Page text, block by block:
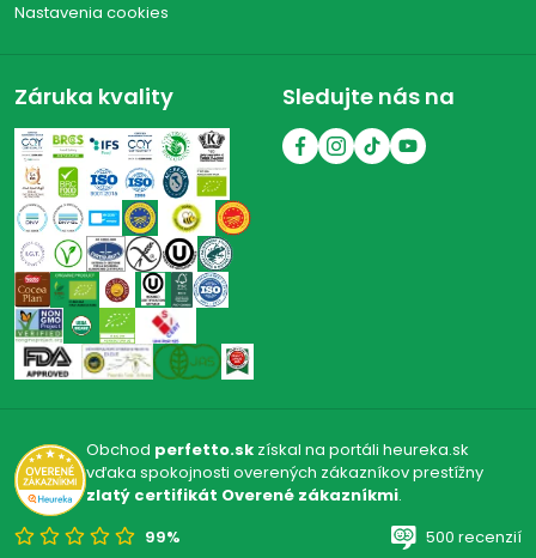
Nastavenia cookies
Záruka kvality Sledujte nás na
Obchod perfetto.skzískal na portáli heureka.sk
vďaka spokojnosti overených zákazníkov prestížny
zlatý certifikát Overené zákazníkmi.
99%
500 recenzií